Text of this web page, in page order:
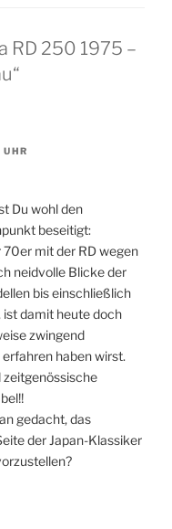
RD 250 1975 –
Du wohl den
beseitigt:
mit der RD wegen
neidvolle Blicke der
bis einschließlich
ist damit heute doch
zwingend
haben wirst.
zeitgenössische
gedacht, das
der Japan-Klassiker